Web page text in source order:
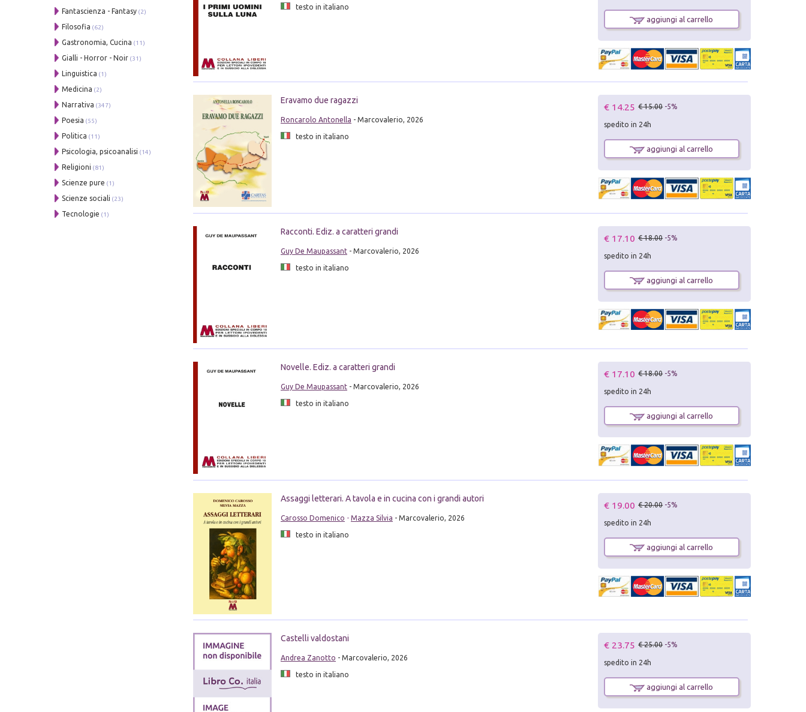
Fantascienza - Fantasy (2)
Filosofia (62)
Gastronomia, Cucina (11)
Gialli - Horror - Noir (31)
Linguistica (1)
Medicina (2)
Narrativa (347)
Poesia (55)
Politica (11)
Psicologia, psicoanalisi (14)
Religioni (81)
Scienze pure (1)
Scienze sociali (23)
Tecnologie (1)
testo in italiano
aggiungi al carrello
Eravamo due ragazzi
Roncarolo Antonella - Marcovalerio, 2026
testo in italiano
€ 14.25 € 15.00 -5%
spedito in 24h
aggiungi al carrello
Racconti. Ediz. a caratteri grandi
Guy De Maupassant- Marcovalerio, 2026
testo in italiano
€ 17.10 € 18.00 -5%
spedito in 24h
aggiungi al carrello
Novelle. Ediz. a caratteri grandi
Guy De Maupassant- Marcovalerio, 2026
testo in italiano
€ 17.10 € 18.00 -5%
spedito in 24h
aggiungi al carrello
Assaggi letterari. A tavola e in cucina con i grandi autori
Carosso Domenico - Mazza Silvia - Marcovalerio, 2026
testo in italiano
€ 19.00 € 20.00 -5%
spedito in 24h
aggiungi al carrello
Castelli valdostani
Andrea Zanotto - Marcovalerio, 2026
testo in italiano
€ 23.75 € 25.00 -5%
spedito in 24h
aggiungi al carrello